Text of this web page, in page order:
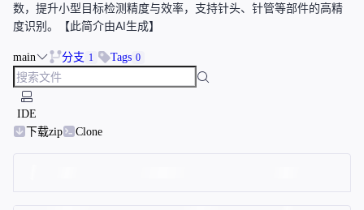
数，提升小型目标检测精度与效率，支持针头、针管等部件的高精
度识别。【此简介由AI生成】
main 分支 1 Tags 0
IDE
下载zip
Clone